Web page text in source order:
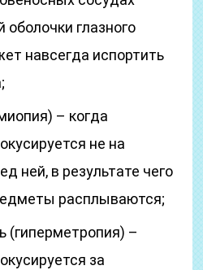
оболочки глазного
навсегда испортить
– когда
не на
ней, в результате чего
расплываются;
(гиперметропия) –
за